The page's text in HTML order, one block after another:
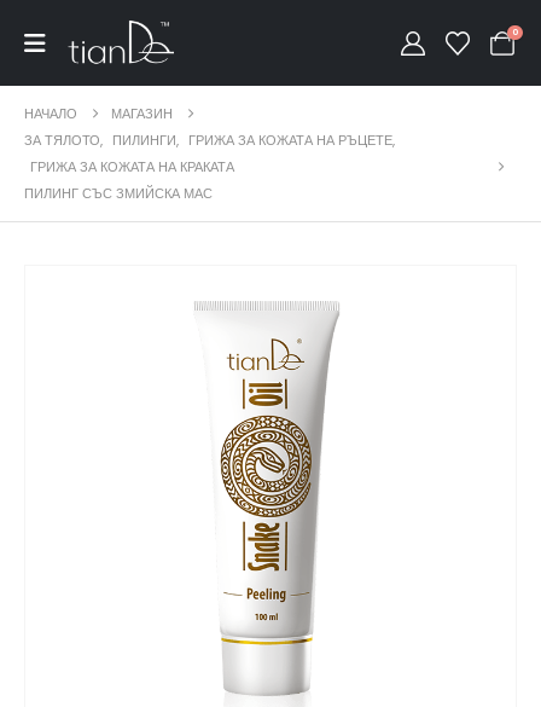
0
НАЧАЛО
МАГАЗИН
ЗА ТЯЛОТО, ПИЛИНГИ, ГРИЖА ЗА КОЖАТА НА РЪЦЕТЕ,
ГРИЖА ЗА КОЖАТА НА КРАКАТА
ПИЛИНГ СЪС ЗМИЙСКА МАС